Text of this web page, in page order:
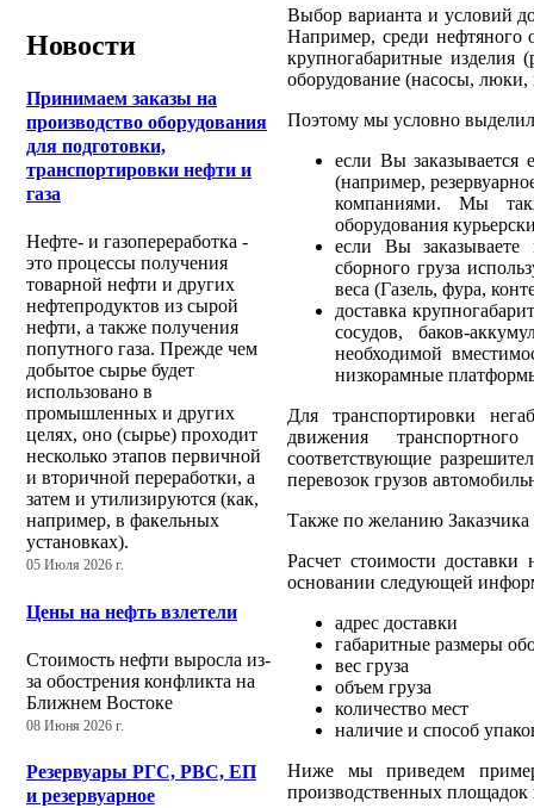
Новости
Принимаем заказы на
производство оборудования
для подготовки,
транспортировки нефти и
газа
Нефте- и газопереработка -
это процессы получения
товарной нефти и других
нефтепродуктов из сырой
нефти, а также получения
попутного газа. Прежде чем
добытое сырье будет
использовано в
промышленных и других
целях, оно (сырье) проходит
несколько этапов первичной
и вторичной переработки, а
затем и утилизируются (как,
например, в факельных
установках).
05 Июля 2026 г.
Цены на нефть взлетели
Стоимость нефти выросла из-
за обострения конфликта на
Ближнем Востоке
08 Июня 2026 г.
Резервуары РГС, РВС, ЕП
и резервуарное
Выбор варианта и условий
Например, среди нефтяного
крупногабаритные изделия
оборудование (насосы,
Поэтому мы условно
если Вы заказывается
(например,
компаниями. Мы
оборудования
если Вы заказываете
сборного груза
веса (Газель, фура,
доставка
сосудов, баков-
необходимой
низкорамные
Для транспортировки
движения
соответствующие
перевозок грузов
Также по желанию Заказчика
Расчет стоимости доставки
основании следующей
адрес доставки
габаритные размеры
вес груза
объем груза
количество мест
наличие и способ
Ниже мы приведем
производственных площадок